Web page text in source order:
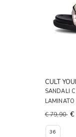
CULT
SANDALI
LAMINATO
€ 79,90 €
36